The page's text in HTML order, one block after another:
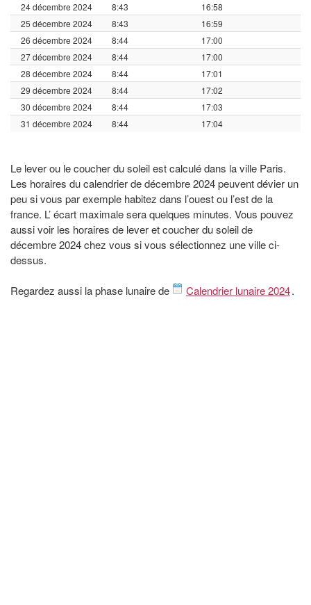
24 décembre 2024
8:43
16:58
25 décembre 2024
8:43
16:59
26 décembre 2024
8:44
17:00
27 décembre 2024
8:44
17:00
28 décembre 2024
8:44
17:01
29 décembre 2024
8:44
17:02
30 décembre 2024
8:44
17:03
31 décembre 2024
8:44 17:04
Le lever ou le coucher du soleil est calculé dans la ville Paris.
Les horaires du calendrier de décembre 2024 peuvent dévier un
peu si vous par exemple habitez dans l’ouest ou l’est de la
france. L’ écart maximale sera quelques minutes. Vous pouvez
aussi voir les horaires de lever et coucher du soleil de
décembre 2024 chez vous si vous sélectionnez une ville ci-
dessus.
Regardez aussi la phase lunaire de Calendrier lunaire 2024.